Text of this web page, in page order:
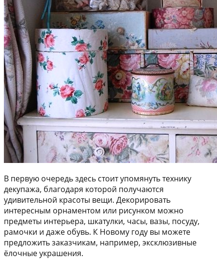
В первую очередь здесь стоит упомянуть технику
декупажа, благодаря которой получаются
удивительной красоты вещи. Декорировать
интересным орнаментом или рисунком можно
предметы интерьера, шкатулки, часы, вазы, посуду,
рамочки и даже обувь. К Новому году вы можете
предложить заказчикам, например, эксклюзивные
ёлочные украшения.